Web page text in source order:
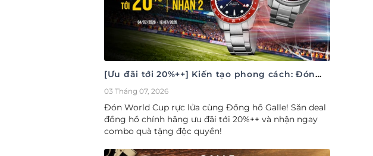
[Ưu đãi tới 20%++] Kiến tạo phong cách: Đón
cúp săn deal – Siêu ưu đãi đồng hành cùng
World Cup
03 Tháng 07, 2026
Đón World Cup rực lửa cùng Đồng hồ Galle! Săn deal
đồng hồ chính hãng ưu đãi tới 20%++ và nhận ngay
combo quà tặng độc quyền!